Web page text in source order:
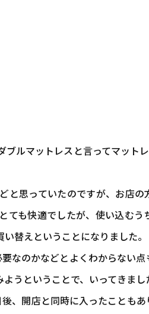
ルマットレスと言ってマット
と思っていたのですが、お店の
ても快適でしたが、使い込む
替えということになりました。
なのかなどとよくわからない
うということで、いってきまし
、開店と同時に入ったことも